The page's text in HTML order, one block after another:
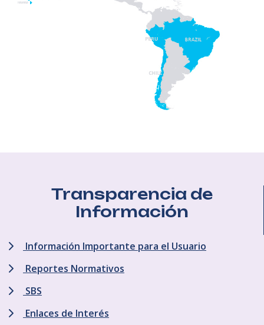
Transparencia de
Información
Información Importante para el Usuario
Reportes Normativos
SBS
Enlaces de Interés